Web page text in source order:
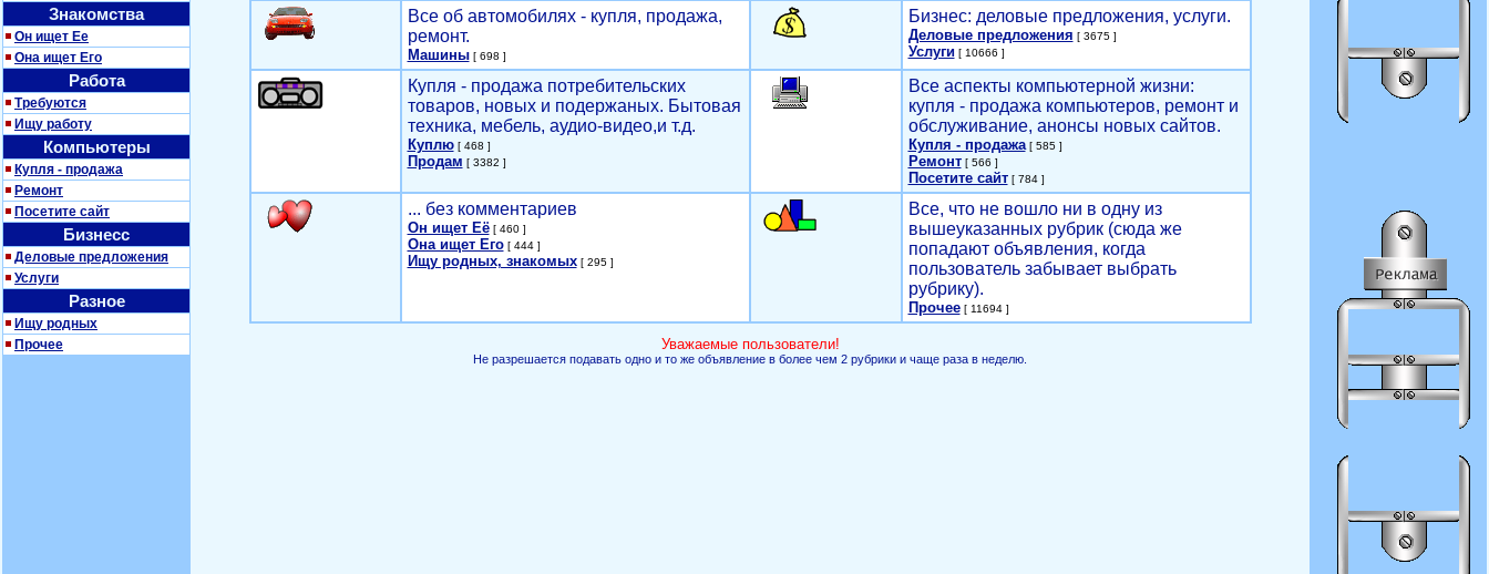
Знакомства
Он ищет Ее
Она ищет Его
Работа
Требуются
Ищу работу
Компьютеры
Купля - продажа
Ремонт
Посетите сайт
Бизнесс
Деловые предложения
Услуги
Разное
Ищу родных
Прочее
Все об автомобилях - купля, продажа,
ремонт.
Машины[ 698 ]
Бизнес: деловые предложения, услуги.
Деловые предложения [ 3675 ]
Услуги[ 10666 ]
Купля - продажа потребительских
товаров, новых и подержаных. Бытовая
техника, мебель, аудио-видео,и т.д.
Куплю[ 468 ]
Продам [ 3382 ]
Все аспекты компьютерной жизни:
купля - продажа компьютеров, ремонт и
обслуживание, анонсы новых сайтов.
Купля - продажа[ 585 ]
Ремонт[ 566 ]
Посетите сайт[ 784 ]
... без комментариев
Он ищет Её[ 460 ]
Она ищет Его[ 444 ]
Ищу родных, знакомых[ 295 ]
Все, что не вошло ни в одну из
вышеуказанных рубрик (сюда же
попадают объявления, когда
пользователь забывает выбрать
рубрику).
Прочее[ 11694 ]
Уважаемые пользователи!
Не разрешается подавать одно и то же объявление в более чем 2 рубрики и чаще раза в неделю.